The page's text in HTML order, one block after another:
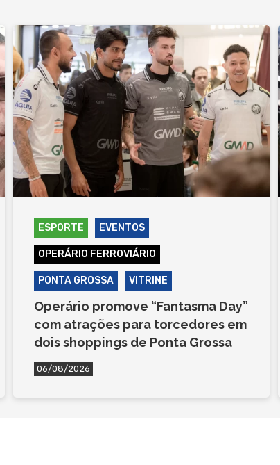
ESPORTE EVENTOS
OPERÁRIO FERROVIÁRIO
PONTA GROSSA VITRINE
Operário promove “Fantasma Day”
com atrações para torcedores em
dois shoppings de Ponta Grossa
06/08/2026